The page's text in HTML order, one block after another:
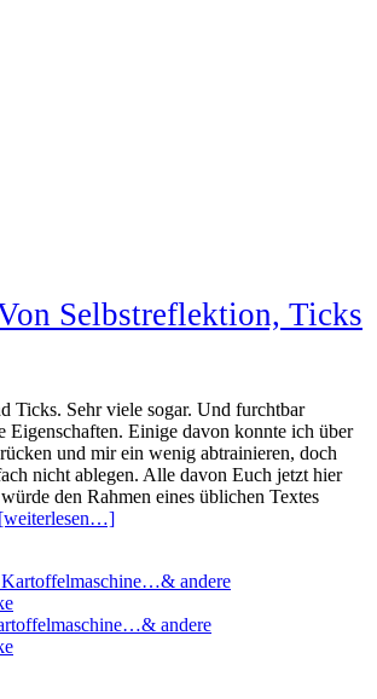
Selbstreflektion, Ticks
Ticks. Sehr viele sogar. Und furchtbar
Eigenschaften. Einige davon konnte ich über
und mir ein wenig abtrainieren, doch
nicht ablegen. Alle davon Euch jetzt hier
den Rahmen eines üblichen Textes
[weiterlesen…]
andere